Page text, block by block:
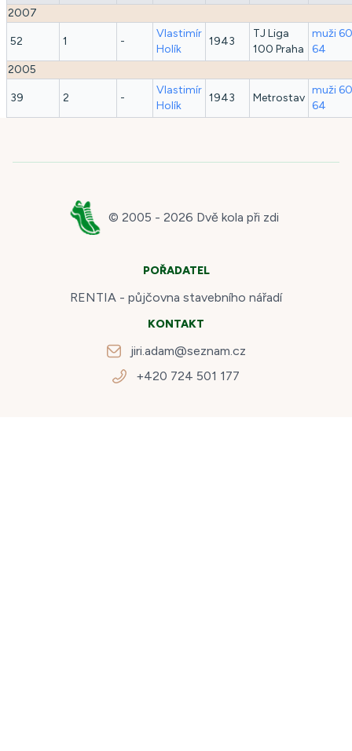
2007
52 1 -
Vlastimír
Holík
1943
TJ Liga
100 Praha
muži
64
2005
39 2 -
Vlastimír
Holík
1943 Metrostav
muži
64
© 2005 - 2026 Dvě kola při zdi
POŘADATEL
RENTIA - půjčovna stavebního nářadí
KONTAKT
jiri.adam@seznam.cz
+420 724 501 177